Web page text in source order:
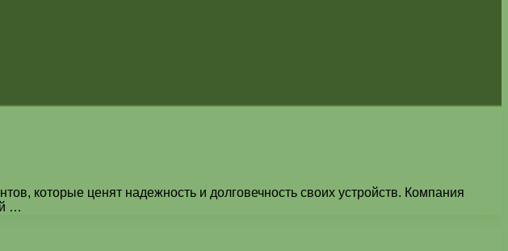
которые ценят надежность и долговечность своих устройств. Компания
…